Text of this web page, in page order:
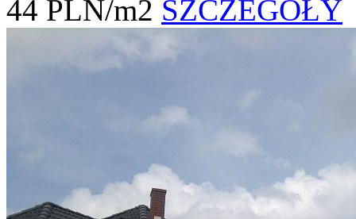
44 PLN/m2 SZCZEGÓŁY